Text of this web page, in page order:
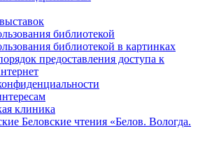
библиотекой
библиотекой в картинках
предоставления доступа к
клиника
Беловские чтения «Белов. Вологда.